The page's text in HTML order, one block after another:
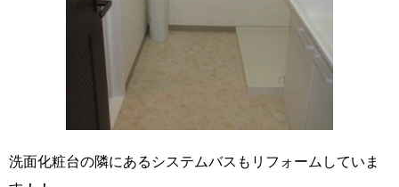
洗面化粧台の隣にあるシステムバスもリフォームしていま